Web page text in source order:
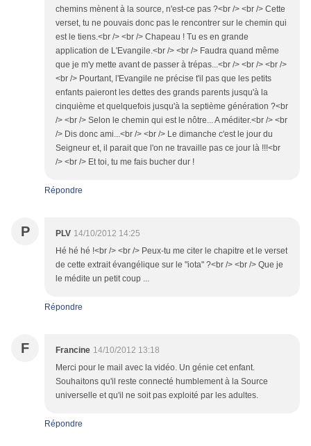
chemins mènent à la source, n'est-ce pas ?<br /> <br /> Cette
verset, tu ne pouvais donc pas le rencontrer sur le chemin qui
est le tiens.<br /> <br /> Chapeau ! Tu es en grande
application de L'Evangile.<br /> <br /> Faudra quand même
que je m'y mette avant de passer à trépas...<br /> <br /> <br />
<br /> Pourtant, l'Evangile ne précise t'il pas que les petits
enfants paieront les dettes des grands parents jusqu'à la
cinquième et quelquefois jusqu'à la septième génération ?<br
/> <br /> Selon le chemin qui est le nôtre... A méditer.<br /> <br
/> Dis donc ami...<br /> <br /> Le dimanche c'est le jour du
Seigneur et, il parait que l'on ne travaille pas ce jour là !!!<br
/> <br /> Et toi, tu me fais bucher dur !
Répondre
P PLV 14/10/2012 14:25
Hé hé hé !<br /> <br /> Peux-tu me citer le chapitre et le verset
de cette extrait évangélique sur le "iota" ?<br /> <br /> Que je
le médite un petit coup ...
Répondre
F Francine 14/10/2012 13:18
Merci pour le mail avec la vidéo. Un génie cet enfant.
Souhaitons qu'il reste connecté humblement à la Source
universelle et qu'il ne soit pas exploité par les adultes.
Répondre